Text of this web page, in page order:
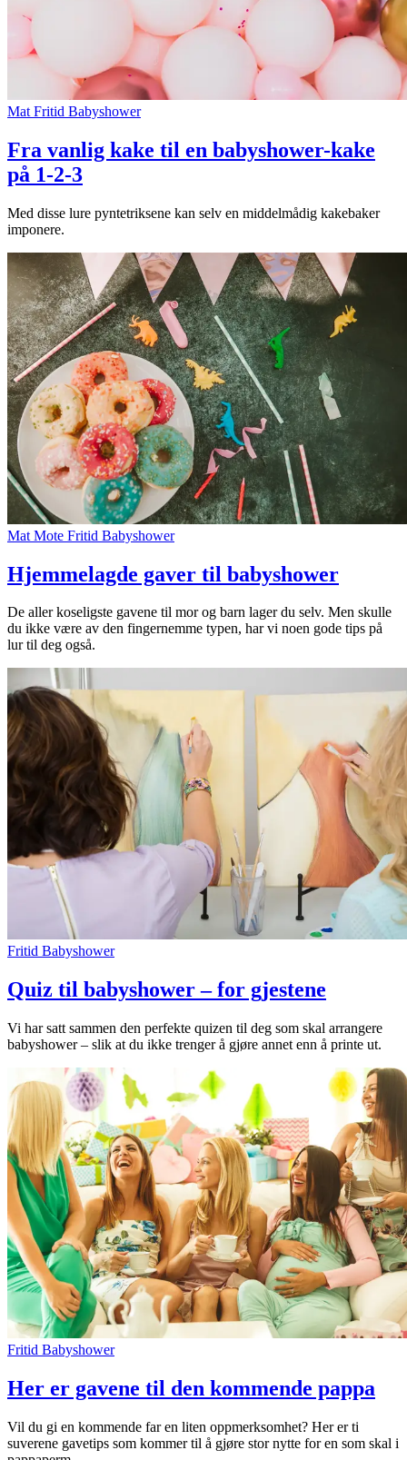
Mat Fritid Babyshower
Fra vanlig kake til en babyshower-kake
på 1-2-3
Med disse lure pyntetriksene kan selv en middelmådig kakebaker
imponere.
Mat Mote Fritid Babyshower
Hjemmelagde gaver til babyshower
De aller koseligste gavene til mor og barn lager du selv. Men skulle
du ikke være av den fingernemme typen, har vi noen gode tips på
lur til deg også.
Fritid Babyshower
Quiz til babyshower – for gjestene
Vi har satt sammen den perfekte quizen til deg som skal arrangere
babyshower – slik at du ikke trenger å gjøre annet enn å printe ut.
Fritid Babyshower
Her er gavene til den kommende pappa
Vil du gi en kommende far en liten oppmerksomhet? Her er ti
suverene gavetips som kommer til å gjøre stor nytte for en som skal i